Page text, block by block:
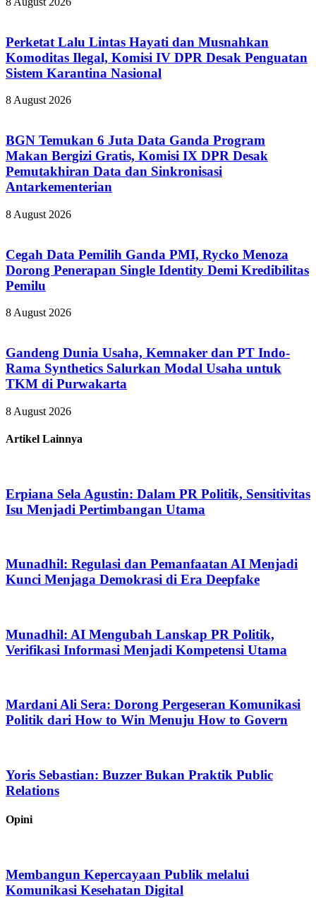
Perketat Lalu Lintas Hayati dan Musnahkan
Komoditas Ilegal, Komisi IV DPR Desak Penguatan
Sistem Karantina Nasional
8 August 2026
BGN Temukan 6 Juta Data Ganda Program
Makan Bergizi Gratis, Komisi IX DPR Desak
Pemutakhiran Data dan Sinkronisasi
Antarkementerian
8 August 2026
Cegah Data Pemilih Ganda PMI, Rycko Menoza
Dorong Penerapan Single Identity Demi Kredibilitas
Pemilu
8 August 2026
Gandeng Dunia Usaha, Kemnaker dan PT Indo-
Rama Synthetics Salurkan Modal Usaha untuk
TKM di Purwakarta
8 August 2026
Artikel Lainnya
Erpiana Sela Agustin: Dalam PR Politik, Sensitivitas
Isu Menjadi Pertimbangan Utama
Munadhil: Regulasi dan Pemanfaatan AI Menjadi
Kunci Menjaga Demokrasi di Era Deepfake
Munadhil: AI Mengubah Lanskap PR Politik,
Verifikasi Informasi Menjadi Kompetensi Utama
Mardani Ali Sera: Dorong Pergeseran Komunikasi
Politik dari How to Win Menuju How to Govern
Yoris Sebastian: Buzzer Bukan Praktik Public
Relations
Opini
Membangun Kepercayaan Publik melalui
Komunikasi Kesehatan Digital